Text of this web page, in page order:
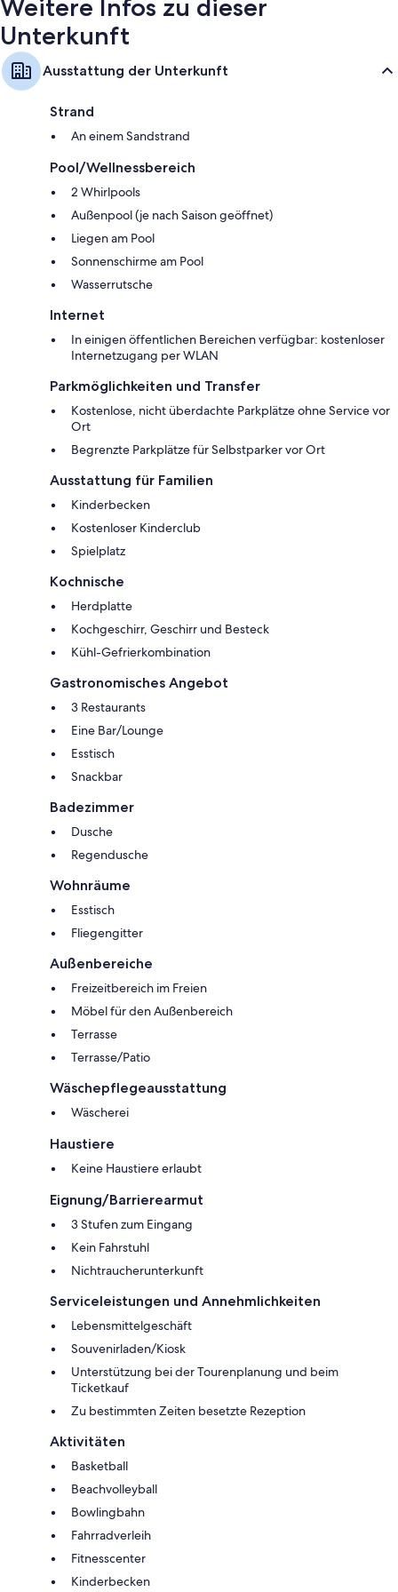
Weitere Infos zu dieser
Unterkunft
Ausstattung der Unterkunft
Strand
An einem Sandstrand
Pool/Wellnessbereich
2 Whirlpools
Außenpool (je nach Saison geöffnet)
Liegen am Pool
Sonnenschirme am Pool
Wasserrutsche
Internet
In einigen öffentlichen Bereichen verfügbar: kostenloser
Internetzugang per WLAN
Parkmöglichkeiten und Transfer
Kostenlose, nicht überdachte Parkplätze ohne Service vor
Ort
Begrenzte Parkplätze für Selbstparker vor Ort
Ausstattung für Familien
Kinderbecken
Kostenloser Kinderclub
Spielplatz
Kochnische
Herdplatte
Kochgeschirr, Geschirr und Besteck
Kühl-Gefrierkombination
Gastronomisches Angebot
3 Restaurants
Eine Bar/Lounge
Esstisch
Snackbar
Badezimmer
Dusche
Regendusche
Wohnräume
Esstisch
Fliegengitter
Außenbereiche
Freizeitbereich im Freien
Möbel für den Außenbereich
Terrasse
Terrasse/Patio
Wäschepflegeausstattung
Wäscherei
Haustiere
Keine Haustiere erlaubt
Eignung/Barrierearmut
3 Stufen zum Eingang
Kein Fahrstuhl
Nichtraucherunterkunft
Serviceleistungen und Annehmlichkeiten
Lebensmittelgeschäft
Souvenirladen/Kiosk
Unterstützung bei der Tourenplanung und beim
Ticketkauf
Zu bestimmten Zeiten besetzte Rezeption
Aktivitäten
Basketball
Beachvolleyball
Bowlingbahn
Fahrradverleih
Fitnesscenter
Kinderbecken